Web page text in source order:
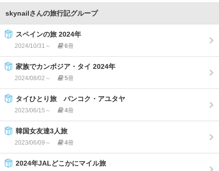
skynailさんの旅行記グループ
スペインの旅 2024年
2024/10/31～ 6冊
家族でカンボジア・タイ 2024年
2024/08/02～ 5冊
タイひとり旅 バンコク・アユタヤ
2023/06/15～ 4冊
韓国女友達3人旅
2023/06/09～ 4冊
2024年JALどこかにマイル旅